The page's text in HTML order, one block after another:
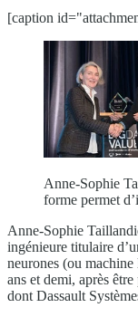
[caption
Anne-Sophie
forme permet
Anne-Sophie
ingénieure titulaire
neurones (ou
ans et demi, après
dont Dassault